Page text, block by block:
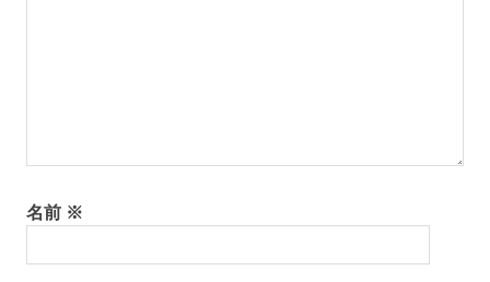
名前 ※